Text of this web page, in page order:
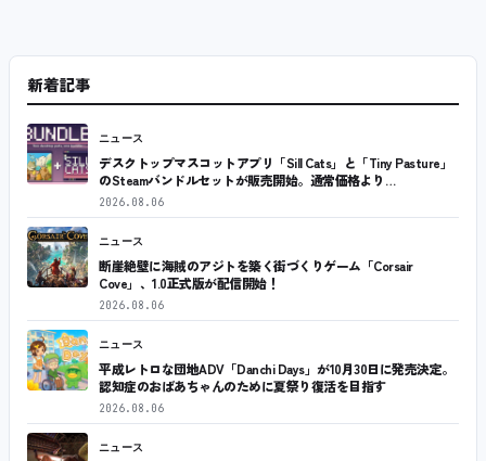
新着記事
ニュース
デスクトップマスコットアプリ「Sill Cats」と「Tiny Pasture」
のSteamバンドルセットが販売開始。通常価格より…
2026.08.06
ニュース
断崖絶壁に海賊のアジトを築く街づくりゲーム「Corsair
Cove」、1.0正式版が配信開始！
2026.08.06
ニュース
平成レトロな団地ADV「Danchi Days」が10月30日に発売決定。
認知症のおばあちゃんのために夏祭り復活を目指す
2026.08.06
ニュース